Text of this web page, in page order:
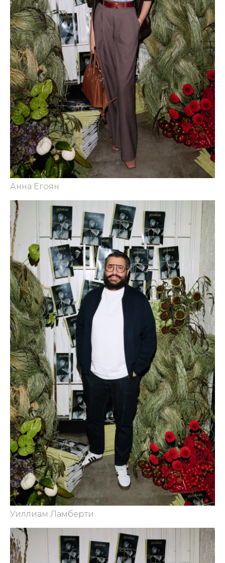
Анна Егоян
Уиллиам Ламберти